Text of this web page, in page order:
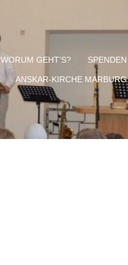
WORUM GEHT’S? SPENDEN
ANSKAR-KIRCHE MARBURG